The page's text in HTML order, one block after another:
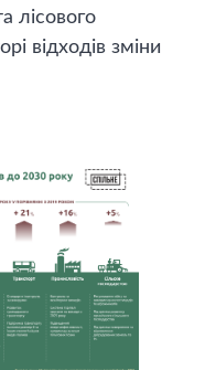
лісового
відходів зміни